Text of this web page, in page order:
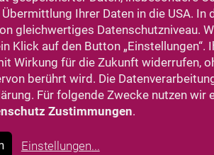
Ihrer Daten in die USA. In
gleichwertiges Datenschutzniveau.
Klick auf den Button „Einstellungen“.
Wirkung für die Zukunft widerrufen,
berührt wird. Die
Für folgende Zwecke nutzen wir
Zustimmungen.
Einstellungen...